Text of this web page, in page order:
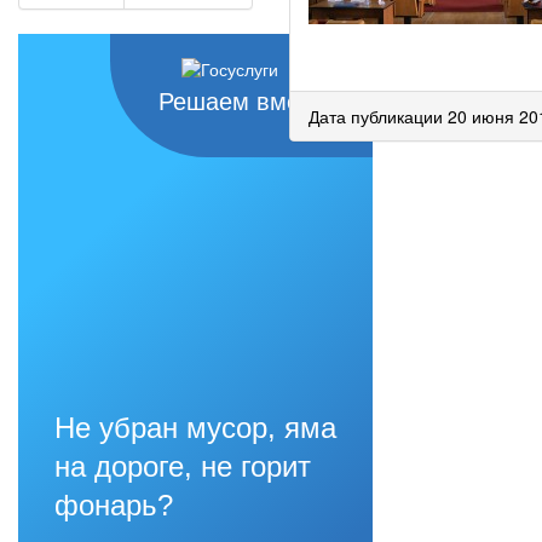
Решаем вместе
Не убран мусор, яма
на дороге, не горит
фонарь?
Дата публикации 20 июня